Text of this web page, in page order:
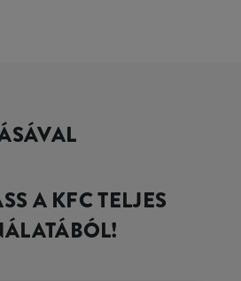
A KFC TELJES